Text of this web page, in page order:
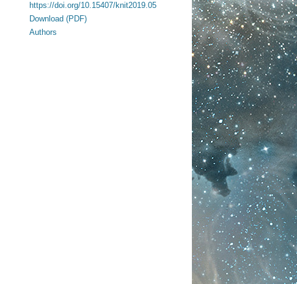
https://doi.org/10.15407/knit2019.05
Download (PDF)
Authors